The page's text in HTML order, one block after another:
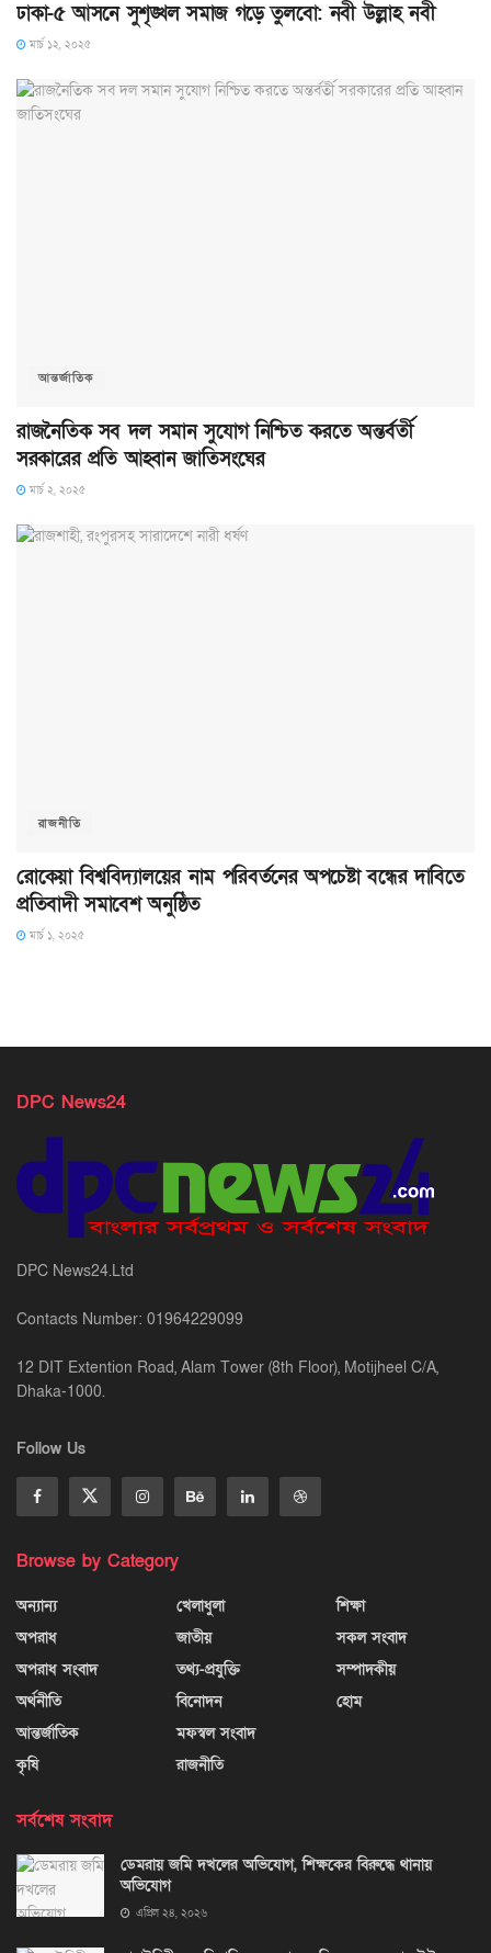
ঢাকা-৫ আসনে সুশৃঙ্খল সমাজ গড়ে তুলবো: নবী উল্লাহ নবী
মার্চ ১২, ২০২৫
আন্তর্জাতিক
রাজনৈতিক সব দল সমান সুযোগ নিশ্চিত করতে অন্তর্বর্তী
সরকারের প্রতি আহ্বান জাতিসংঘের
মার্চ ২, ২০২৫
রাজনীতি
রোকেয়া বিশ্ববিদ্যালয়ের নাম পরিবর্তনের অপচেষ্টা বন্ধের দাবিতে
প্রতিবাদী সমাবেশ অনুষ্ঠিত
মার্চ ১, ২০২৫
DPC News24
DPC News24.Ltd
Contacts Number: 01964229099
12 DIT Extention Road, Alam Tower (8th Floor), Motijheel C/A,
Dhaka-1000.
Follow Us
Browse by Category
অন্যান্য
অপরাধ
অপরাধ সংবাদ
অর্থনীতি
আন্তর্জাতিক
কৃষি
খেলাধুলা
জাতীয়
তথ্য-প্রযুক্তি
বিনোদন
মফস্বল সংবাদ
রাজনীতি
শিক্ষা
সকল সংবাদ
সম্পাদকীয়
হোম
সর্বশেষ সংবাদ
ডেমরায় জমি দখলের অভিযোগ, শিক্ষকের বিরুদ্ধে থানায়
অভিযোগ
এপ্রিল ২৪, ২০২৬